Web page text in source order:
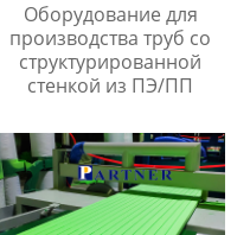
Оборудование для
производства труб со
структурированной
стенкой из ПЭ/ПП